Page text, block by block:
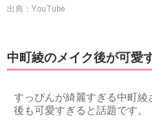
出典：YouTube
中町綾のメイク後が可愛
すっぴんが綺麗すぎる中町
後も可愛すぎると話題です。